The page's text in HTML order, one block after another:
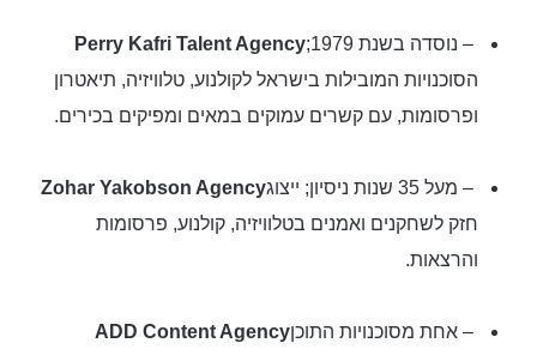
Perry Kafri Talent Agency– נוסדה בשנת 1979;
הסוכנויות המובילות בישראל לקולנוע, טלוויזיה, תיאטרון
ופרסומות, עם קשרים עמוקים במאים ומפיקים בכירים.
Zohar Yakobson Agency– מעל 35 שנות ניסיון; ייצוג
חזק לשחקנים ואמנים בטלוויזיה, קולנוע, פרסומות
והרצאות.
ADD Content Agency– אחת מסוכנויות התוכן